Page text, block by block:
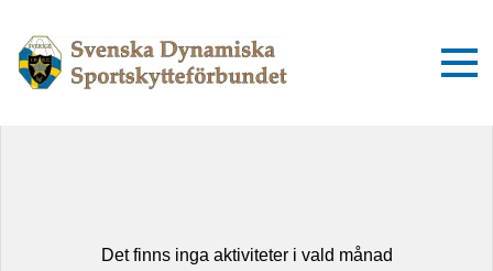
Det finns inga aktiviteter i vald månad